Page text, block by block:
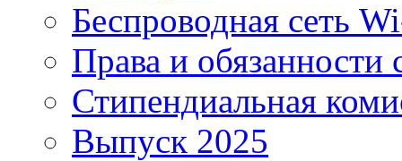
Беспроводная сеть
Права и обязанности
Стипендиальная
Выпуск 2025